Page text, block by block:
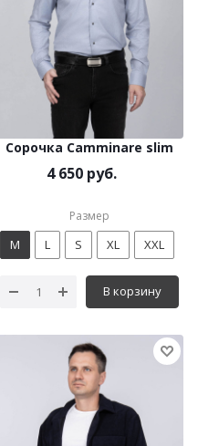
Сорочка Camminare slim
4 650 руб.
Размер
M L S XL XXL
В корзину